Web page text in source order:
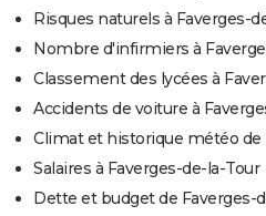
Risques naturels à Faverges-
Nombre d'infirmiers à
Classement des lycées à
Accidents de voiture à
Climat et historique météo de
Salaires à Faverges-de-la-Tour
Dette et budget de Faverges-